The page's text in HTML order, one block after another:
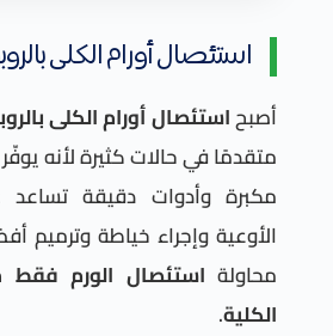
استئصال أورام الكلى
أصبحاستئصال أورام الكلى
متقدمًا في حالات كثيرة لأنه يوفّر
مكبرة وأدوات دقيقة
الأوعية وإجراء خياطة
محاولة استئصال الورم
الكلية.